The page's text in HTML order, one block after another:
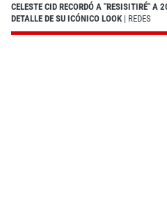
CELESTE CID RECORDÓ A "RESISITIRÉ" A
DETALLE DE SU ICÓNICO LOOK | REDES